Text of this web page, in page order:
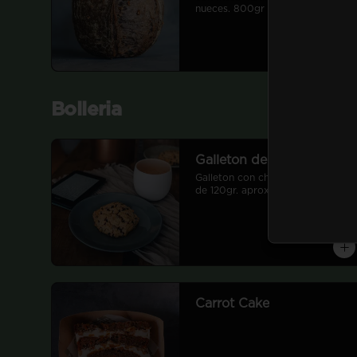
nueces. 800gr antes de hornear
Bolleria
Galleton de Chocolate
Galleton con chips de chocolate
de 120gr. aproximadamente.
Carrot Cake